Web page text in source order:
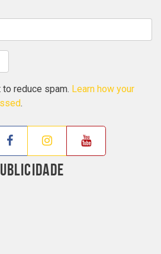
reduce spam. Learn how your
.